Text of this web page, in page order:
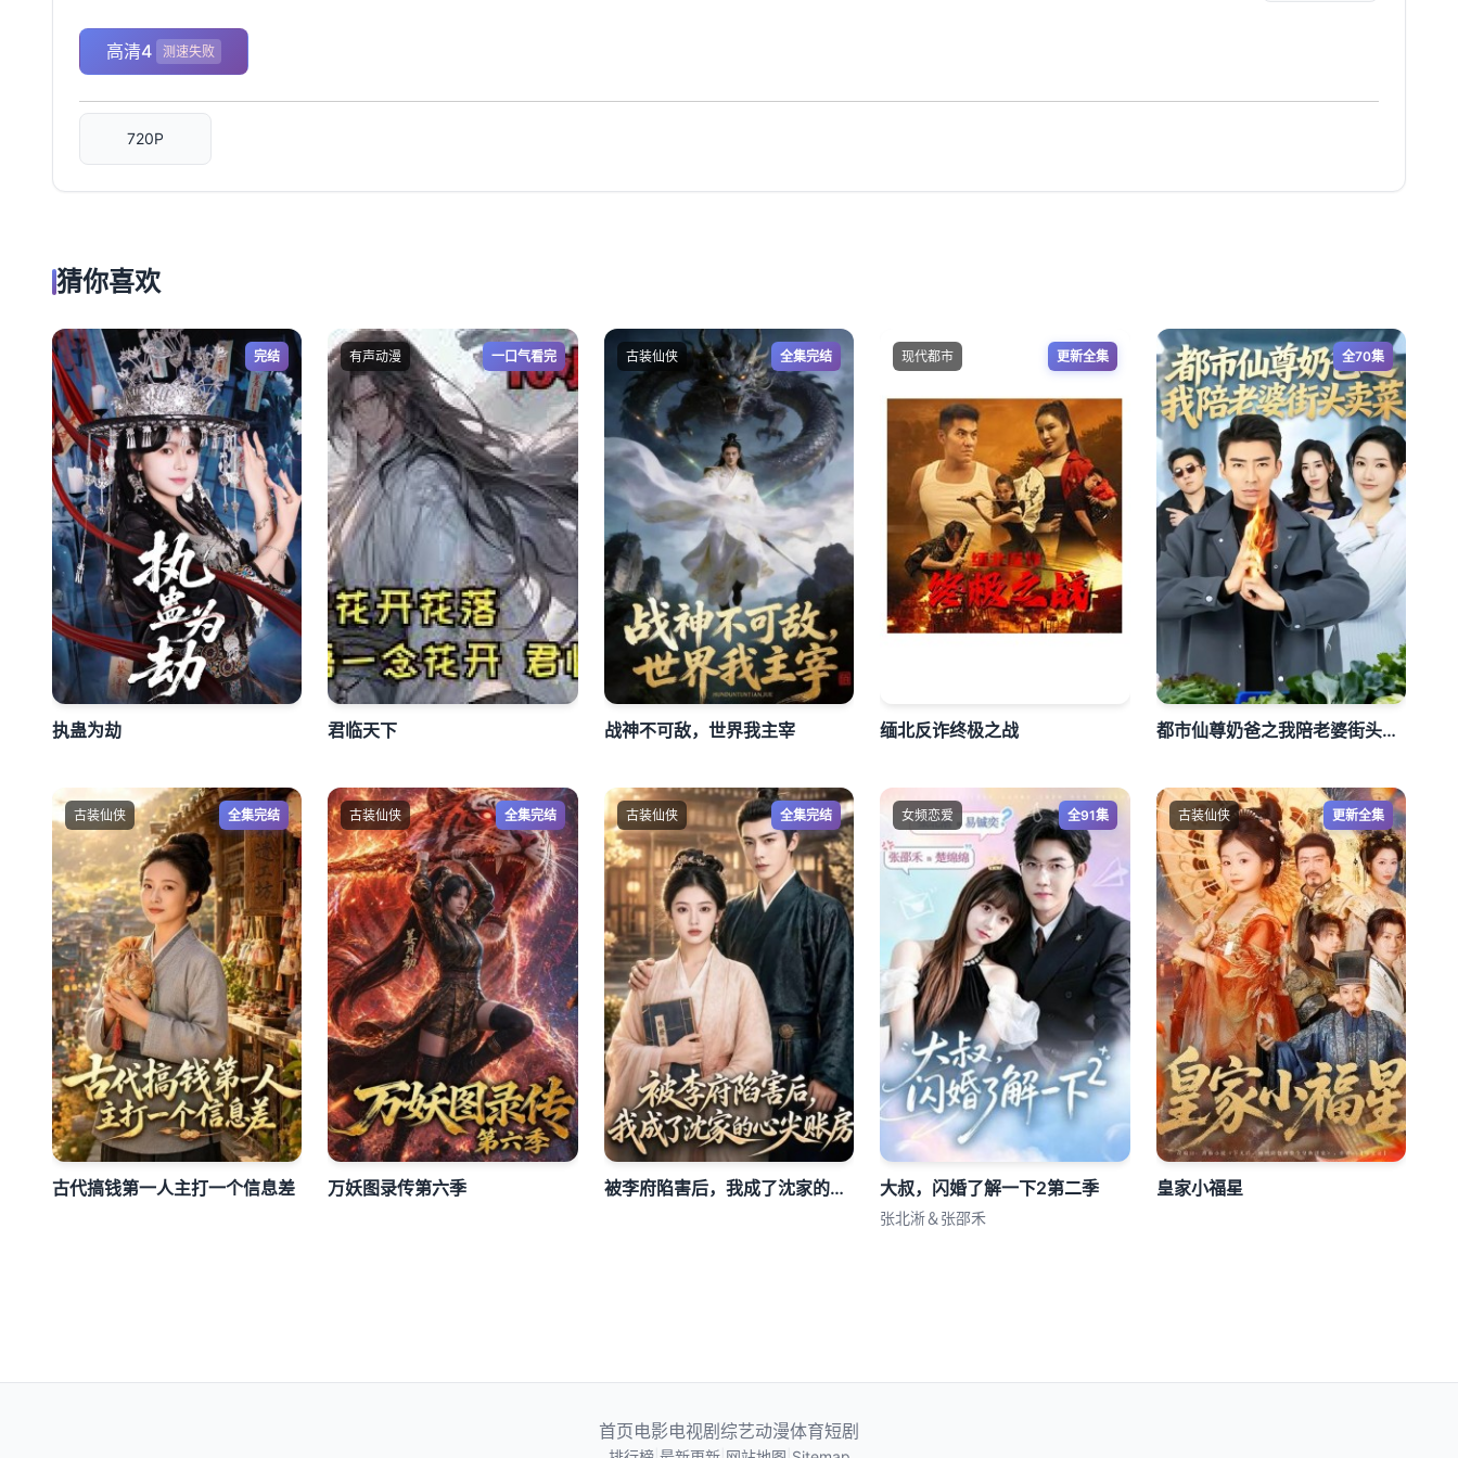
高清4 测速失败
720P
猜你喜欢
完结
执蛊为劫
有声动漫 一口气看完
君临天下
古装仙侠 全集完结
战神不可敌，世界我主宰
现代都市 更新全集
缅北反诈终极之战
全70集
都市仙尊奶爸之我陪老婆街头卖菜
古装仙侠 全集完结
古代搞钱第一人主打一个信息差
古装仙侠 全集完结
万妖图录传第六季
古装仙侠 全集完结
被李府陷害后，我成了沈家的心尖账房
女频恋爱 全91集
大叔，闪婚了解一下2第二季
张北淅＆张邵禾
古装仙侠 更新全集
皇家小福星
首页电影电视剧 综艺动漫体育短剧